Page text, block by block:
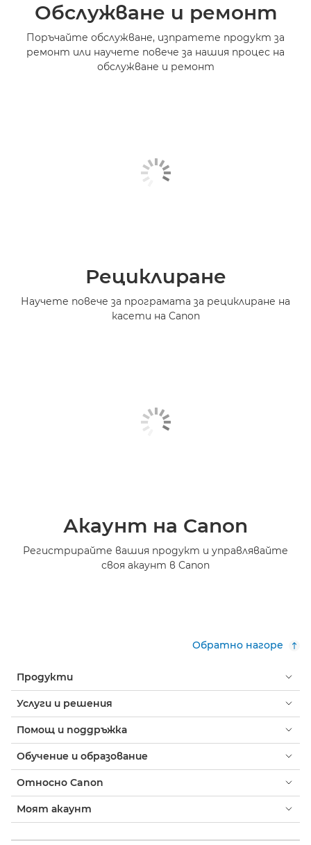
Обслужване и ремонт
Поръчайте обслужване, изпратете продукт за
ремонт или научете повече за нашия процес на
обслужване и ремонт
Рециклиране
Научете повече за програмата за рециклиране на
касети на Canon
Акаунт на Canon
Регистрирайте вашия продукт и управлявайте
своя акаунт в Canon
Обратно нагоре
Продукти
Услуги и решения
Помощ и поддръжка
Обучение и образование
Относно Canon
Моят акаунт